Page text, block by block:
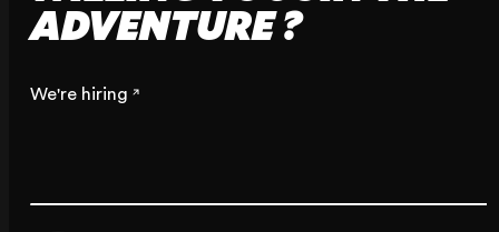
ADVENTURE ?
We're hiring